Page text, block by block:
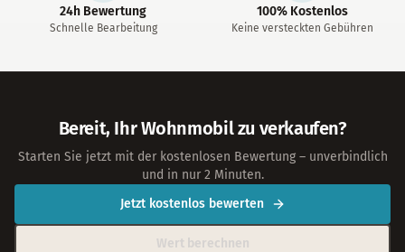
24h Bewertung
Schnelle Bearbeitung
100% Kostenlos
Keine versteckten Gebühren
Bereit, Ihr Wohnmobil zu verkaufen?
Starten Sie jetzt mit der kostenlosen Bewertung – unverbindlich
und in nur 2 Minuten.
Jetzt kostenlos bewerten
Wert berechnen